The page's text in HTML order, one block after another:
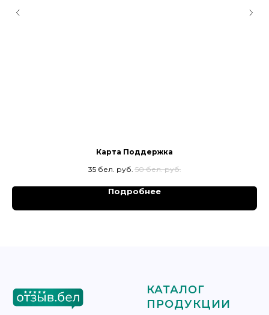
Карта Поддержка
35 бел. руб. 50 бел. руб.
Подробнее
КАТАЛОГ
ПРОДУКЦИИ